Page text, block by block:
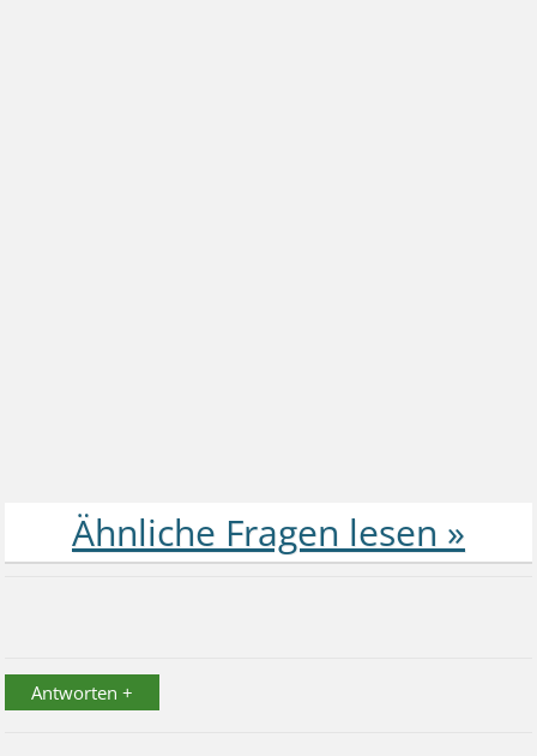
Antworten +